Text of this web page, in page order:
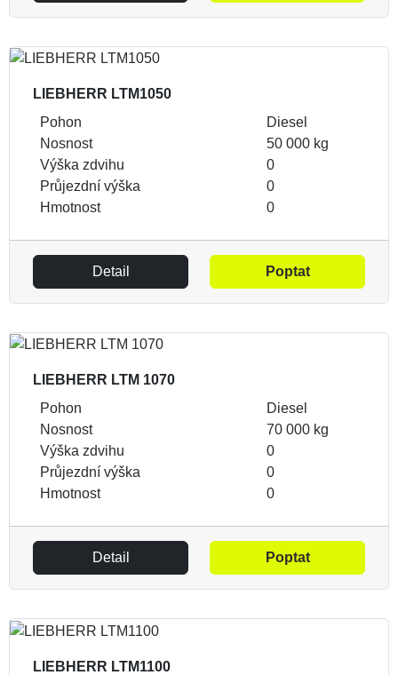
LIEBHERR LTM1050
Pohon
Diesel
Nosnost
50 000 kg
Výška zdvihu
0
Průjezdní výška
0
Hmotnost
0
Detail Poptat
LIEBHERR LTM 1070
Pohon
Diesel
Nosnost
70 000 kg
Výška zdvihu
0
Průjezdní výška
0
Hmotnost
0
Detail Poptat
LIEBHERR LTM1100